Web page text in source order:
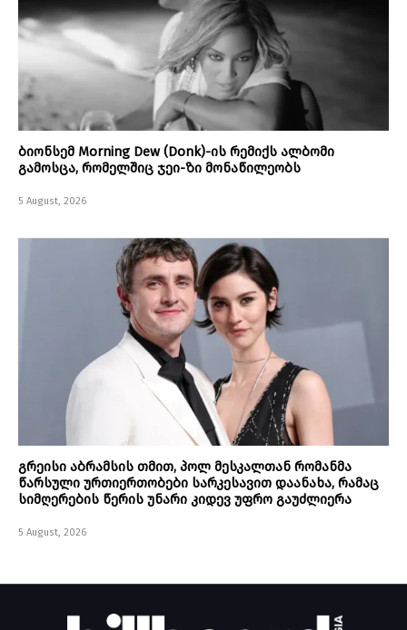
ბიონსემ Morning Dew (Donk)-ის რემიქს ალბომი
გამოსცა, რომელშიც ჯეი-ზი მონაწილეობს
5 August, 2026
გრეისი აბრამსის თმით, პოლ მესკალთან რომანმა
წარსული ურთიერთობები სარკესავით დაანახა, რამაც
სიმღერების წერის უნარი კიდევ უფრო გაუძლიერა
5 August, 2026